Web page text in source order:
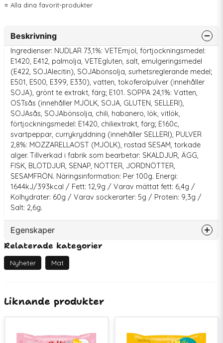
⭐️ Alla dina favorit-produkter
Beskrivning
Ingredienser: NUDLAR 73,1%: VETEmjöl, förtjockningsmedel:
E1420, E412, palmolja, VETEgluten, salt, emulgeringsmedel
(E422, SOJAlecitin), SOJAbönsolja, surhetsreglerande medel;
E501, E500, E399, E330), vatten, tokoferolpulver (innehåller
SOJA), grönt te extrakt, färg; E101. SOPPA 24,1%: Vatten,
OSTsås (innehåller MJÖLK, SOJA, GLUTEN, SELLERI),
SOJAsås, SOJAbönsolja, chili, habanero, lök, vitlök,
förtjockningsmedel: E1420, chiliextrakt, färg; E160c,
svartpeppar, currykryddning (innehåller SELLERI), PULVER
2,8%: MOZZARELLAOST (MJÖLK), rostad SESAM, torkade
alger. Tillverkad i fabrik som bearbetar: SKALDJUR, ÄGG,
FISK, BLÖTDJUR, SENAP, NÖTTER, JORDNÖTTER,
SESAMFRÖN. Näringsinformation: Per 100g. Energi:
1644kJ/393kcal / Fett: 12,9g / Varav mättat fett: 6,4g /
Kolhydrater: 60g / Varav sockerarter: 5g / Protein: 9,3g /
Salt: 2,6g.
Egenskaper
Artikelnummer
Bäst före
Relaterade kategorier
Nyheter Mat
Liknande produkter